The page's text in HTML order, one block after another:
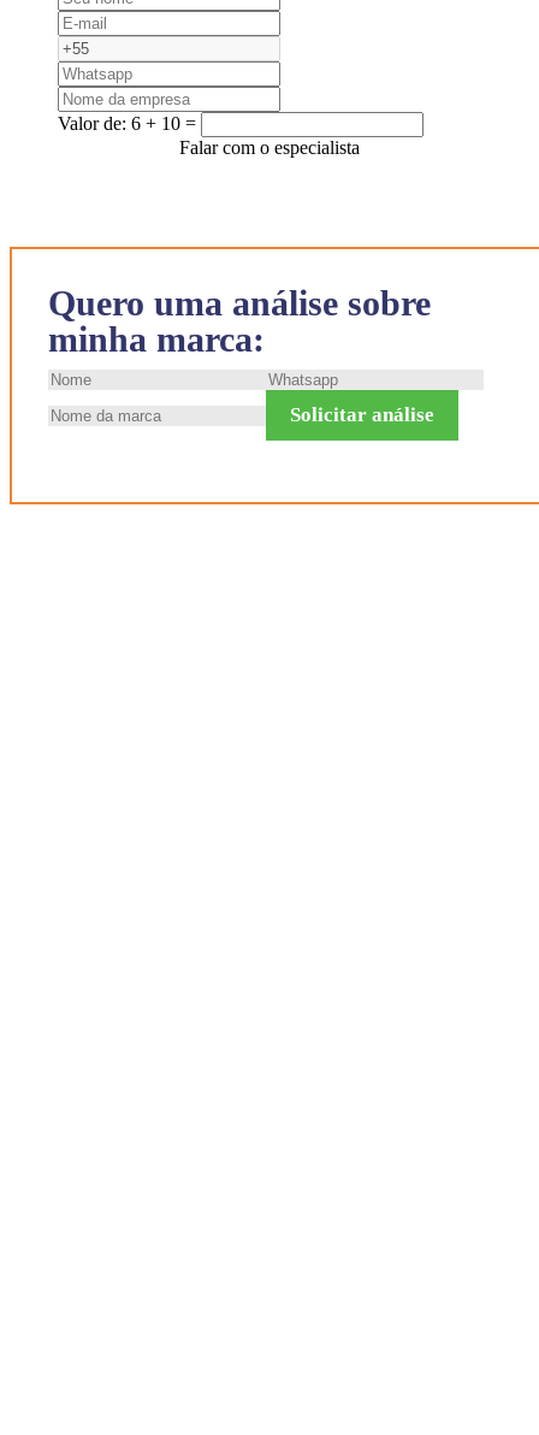
Quero uma análise sobre
minha marca:
Solicitar análise
Valor de: 6 + 10 =
Falar com o especialista